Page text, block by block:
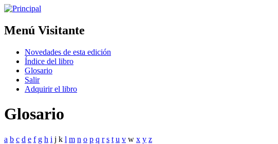
Menú Visitante
Novedades de esta edición
Índice del libro
Glosario
Salir
Adquirir el libro
Glosario
a b c d e f g h i j k l m n o p q r s t u v w x y z